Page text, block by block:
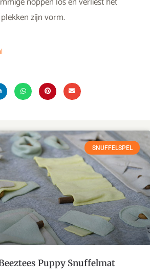
zijn vorm.
SNUFFELSPEL
Puppy Snuffelmat